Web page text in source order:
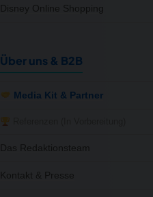
Disney Online Shopping
Über uns & B2B
Media Kit & Partner
Das Redaktionsteam
Kontakt & Presse